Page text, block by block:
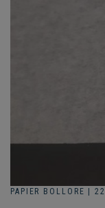
PAPIER BOLLORE |